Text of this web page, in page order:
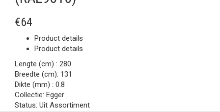
€64
Product details
Product details
Lengte (cm) : 280
Breedte (cm): 131
Dikte (mm) : 0.8
Collectie: Egger
Status: Uit Assortiment